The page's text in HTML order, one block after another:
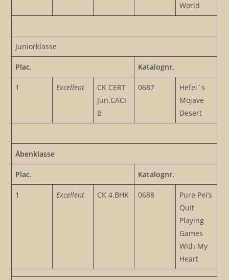
World
Juniorklasse
Plac. Katalognr.
1 Excellent
CK CERT
Jun.CACI
B
0687
Hefei´s
Mojave
Desert
Åbenklasse
Plac. Katalognr.
1 Excellent CK 4.BHK 0688
Pure Pei’s
Quit
Playing
Games
With My
Heart